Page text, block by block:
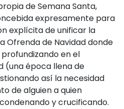
de Semana Santa,
expresamente para
explícita de unificar la
Ofrenda de Navidad donde
en el
(una época llena de
así la necesidad
de alguien a quien
y crucificando.